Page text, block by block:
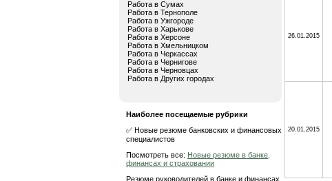
Работа в Сумах
Работа в Тернополе
Работа в Ужгороде
Работа в Харькове
Работа в Херсоне
Работа в Хмельницком
Работа в Черкассах
Работа в Чернигове
Работа в Черновцах
Работа в Других городах
Наиболее посещаемые рубрики
✅ Новые резюме банковских и финансовых
специалистов
Посмотреть все: Новые резюме в банке,
финансах и страховании
Резюме руководителей в банке и финансах
26.01.2015
20.01.2015